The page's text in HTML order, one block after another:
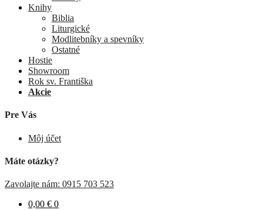
Knihy
Biblia
Liturgické
Modlitebníky a spevníky
Ostatné
Hostie
Showroom
Rok sv. Františka
Akcie
Pre Vás
Môj účet
Máte otázky?
Zavolajte nám: 0915 703 523
0,00 € 0